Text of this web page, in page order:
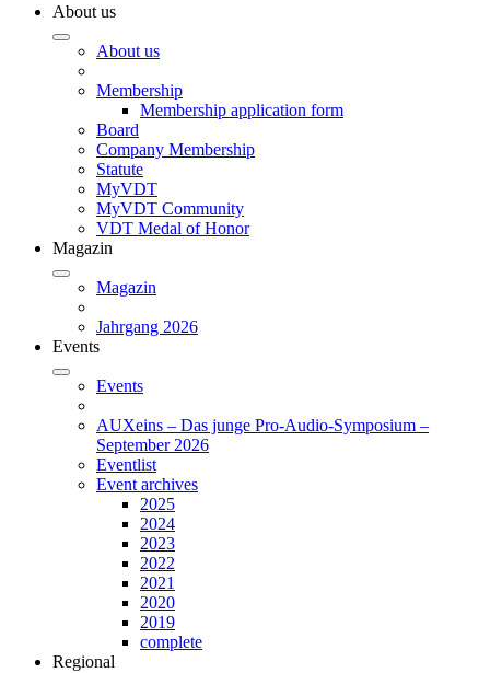
About us
About us
Membership
Membership application form
Board
Company Membership
Statute
MyVDT
MyVDT Community
VDT Medal of Honor
Magazin
Magazin
Jahrgang 2026
Events
Events
AUXeins – Das junge Pro-Audio-Symposium –
September 2026
Eventlist
Event archives
2025
2024
2023
2022
2021
2020
2019
complete
Regional